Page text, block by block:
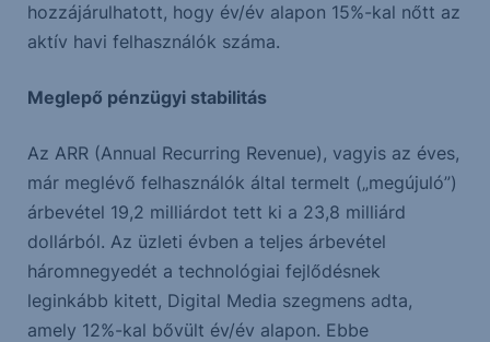
hozzájárulhatott, hogy év/év alapon 15%-kal nőtt az
aktív havi felhasználók száma.
Meglepő pénzügyi stabilitás
Az ARR (Annual Recurring Revenue), vagyis az éves,
már meglévő felhasználók által termelt („megújuló”)
árbevétel 19,2 milliárdot tett ki a 23,8 milliárd
dollárból. Az üzleti évben a teljes árbevétel
háromnegyedét a technológiai fejlődésnek
leginkább kitett, Digital Media szegmens adta,
amely 12%-kal bővült év/év alapon. Ebbe